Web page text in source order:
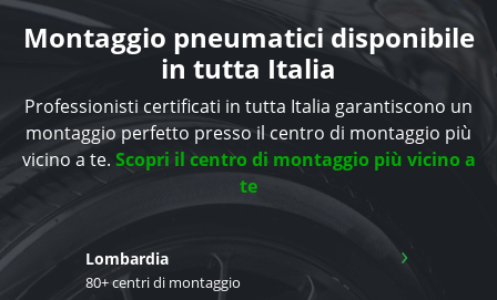
Montaggio pneumatici disponibile
in tutta Italia
Professionisti certificati in tutta Italia garantiscono un
montaggio perfetto presso il centro di montaggio più
vicino a te. Scopri il centro di montaggio più vicino a
te
Lombardia
80+ centri di montaggio
›